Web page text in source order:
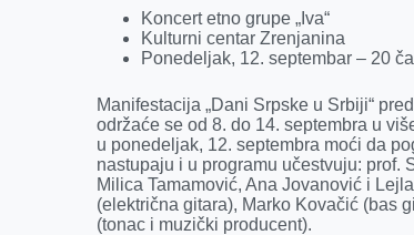
Koncert etno grupe „Iva“
Kulturni centar Zrenjanina
Ponedeljak, 12. septembar – 20
Manifestacija „Dani Srpske u Srbiji“
održaće se od 8. do 14. septembra u
u ponedeljak, 12. septembra moći da
nastupaju i u programu učestvuju: prof.
Milica Tamamović, Ana Jovanović i
(električna gitara), Marko Kovačić (bas
(tonac i muzički producent).